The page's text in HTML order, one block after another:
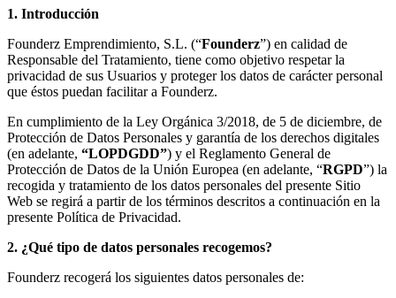
1. Introducción
Founderz Emprendimiento, S.L. (“Founderz”) en calidad de
Responsable del Tratamiento, tiene como objetivo respetar la
privacidad de sus Usuarios y proteger los datos de carácter personal
que éstos puedan facilitar a Founderz.
En cumplimiento de la Ley Orgánica 3/2018, de 5 de diciembre, de
Protección de Datos Personales y garantía de los derechos digitales
(en adelante, “LOPDGDD”) y el Reglamento General de
Protección de Datos de la Unión Europea (en adelante, “RGPD”) la
recogida y tratamiento de los datos personales del presente Sitio
Web se regirá a partir de los términos descritos a continuación en la
presente Política de Privacidad.
2. ¿Qué tipo de datos personales recogemos?
Founderz recogerá los siguientes datos personales de: